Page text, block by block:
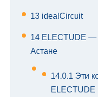
13 idealCircuit
14 ELECTUDE —
Астане
14.0.1 Эти
ELECTUDE